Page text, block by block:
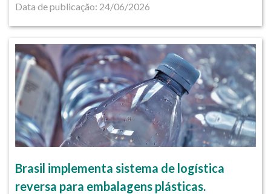
Data de publicação: 24/06/2026
Brasil implementa sistema de logística
reversa para embalagens plásticas.